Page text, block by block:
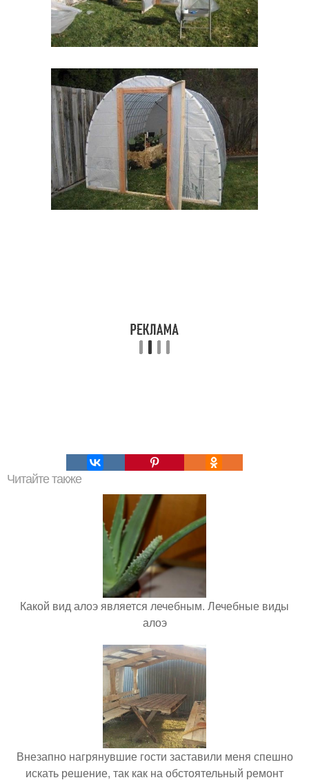
Читайте также
Какой вид алоэ является лечебным. Лечебные виды
алоэ
Внезапно нагрянувшие гости заставили меня спешно
искать решение, так как на обстоятельный ремонт